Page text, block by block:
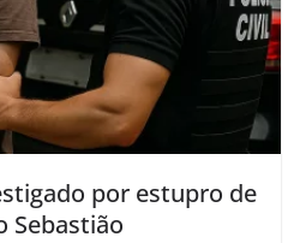
por estupro de
Sebastião